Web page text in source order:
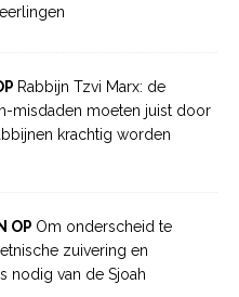
Rabbijn Tzvi Marx: de
misdaden moeten juist door
krachtig worden
OP Om onderscheid te
zuivering en
nodig van de Sjoah